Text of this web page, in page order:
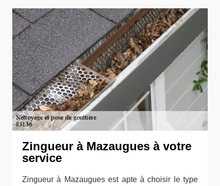
Zingueur à Mazaugues à votre
service
Zingueur à Mazaugues est apte à choisir le type